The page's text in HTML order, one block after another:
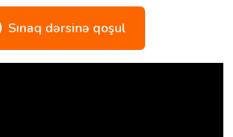
Sınaq dərsinə qoşul